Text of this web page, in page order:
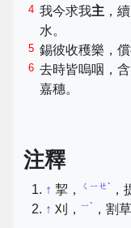
4 我今求我主 ，
水。
5 錫彼收穫樂，償
6 去時皆嗚咽，
嘉穗。
注釋
↑ 挈， ㄑㄧㄝˋ
，
↑ 刈， ㄧˋ ，割草